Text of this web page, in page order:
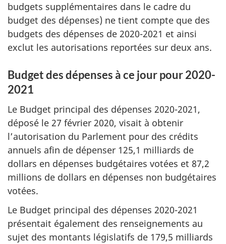
budgets supplémentaires dans le cadre du
budget des dépenses) ne tient compte que des
budgets des dépenses de 2020-2021 et ainsi
exclut les autorisations reportées sur deux ans.
Budget des dépenses à ce jour pour 2020-
2021
Le Budget principal des dépenses 2020-2021,
déposé le 27 février 2020, visait à obtenir
l’autorisation du Parlement pour des crédits
annuels afin de dépenser 125,1 milliards de
dollars en dépenses budgétaires votées et 87,2
millions de dollars en dépenses non budgétaires
votées.
Le Budget principal des dépenses 2020-2021
présentait également des renseignements au
sujet des montants législatifs de 179,5 milliards